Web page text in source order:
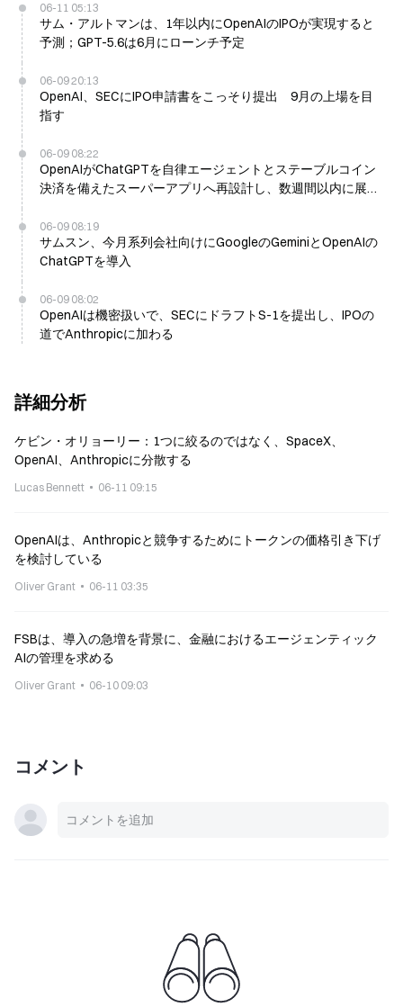
06-11 05:13
サム・アルトマンは、1年以内にOpenAIのIPOが実現すると
予測；GPT-5.6は6月にローンチ予定
06-09 20:13
OpenAI、SECにIPO申請書をこっそり提出 9月の上場を目
指す
06-09 08:22
OpenAIがChatGPTを自律エージェントとステーブルコイン
決済を備えたスーパーアプリへ再設計し、数週間以内に展開
06-09 08:19
サムスン、今月系列会社向けにGoogleのGeminiとOpenAIの
ChatGPTを導入
06-09 08:02
OpenAIは機密扱いで、SECにドラフトS-1を提出し、IPOの
道でAnthropicに加わる
詳細分析
ケビン・オリョーリー：1つに絞るのではなく、SpaceX、
OpenAI、Anthropicに分散する
Lucas Bennett 06-11 09:15
OpenAIは、Anthropicと競争するためにトークンの価格引き下げ
を検討している
Oliver Grant 06-11 03:35
FSBは、導入の急増を背景に、金融におけるエージェンティック
AIの管理を求める
Oliver Grant 06-10 09:03
コメント